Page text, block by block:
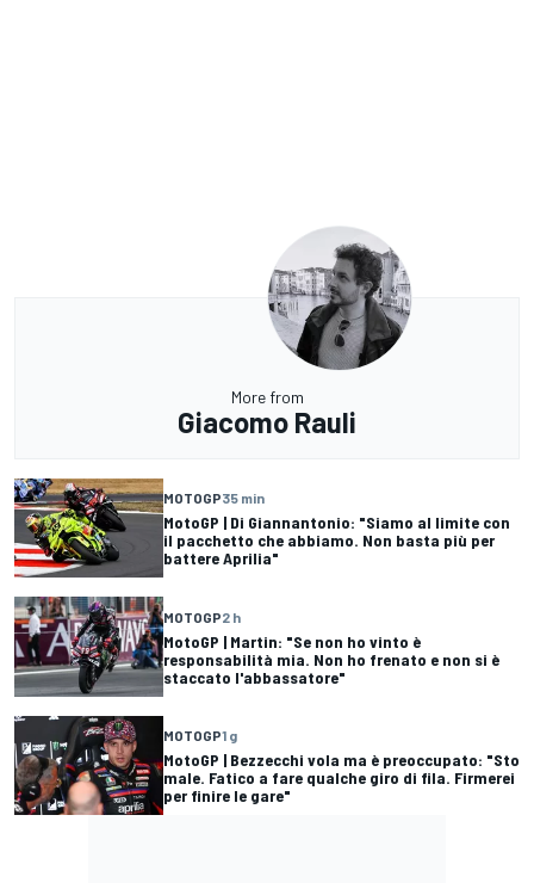
More from
Giacomo Rauli
MOTOGP35 min
MotoGP | Di Giannantonio: "Siamo al limite con
il pacchetto che abbiamo. Non basta più per
battere Aprilia"
MOTOGP2 h
MotoGP | Martin: "Se non ho vinto è
responsabilità mia. Non ho frenato e non si è
staccato l'abbassatore"
MOTOGP1 g
MotoGP | Bezzecchi vola ma è preoccupato: "Sto
male. Fatico a fare qualche giro di fila. Firmerei
per finire le gare"